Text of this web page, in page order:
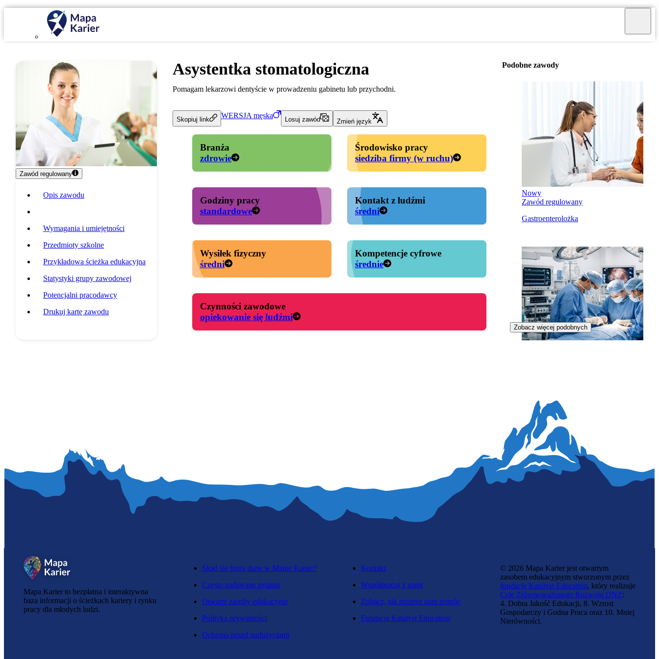
Zawód regulowany
Opis zawodu
Wymagania i umiejętności
Przedmioty szkolne
Przykładowa ścieżka edukacyjna
Statystyki grupy zawodowej
Potencjalni pracodawcy
Drukuj kartę zawodu
Asystentka stomatologiczna
Pomagam lekarzowi dentyście w prowadzeniu gabinetu lub przychodni.
Skopiuj link WERSJA męska
Losuj zawód Zmień język
Branża
zdrowie
Środowisko pracy
siedziba firmy (w ruchu)
Godziny pracy
standardowe
Kontakt z ludźmi
średni
Wysiłek fizyczny
średni
Kompetencje cyfrowe
średnie
Czynności zawodowe
opiekowanie się ludźmi
Podobne zawody
Nowy
Zawód regulowany
Gastroenterolożka
Zobacz więcej podobnych
Mapa Karier to bezpłatna i interaktywna
baza informacji o ścieżkach kariery i rynku
pracy dla młodych ludzi.
Skąd się biorą dane w Mapie Karier?
Często zadawane pytania
Otwarte zasoby edukacyjne
Polityka prywatności
Ochrona przed nadużyciami
Kontakt
Współpracuj z nami
Zobacz, jak możesz nam pomóc
Fundacja Katalyst Education
© 2026 Mapa Karier jest otwartym
zasobem edukacyjnym stworzonym przez
fundację Katalyst Education, który realizuje
Cele Zrównoważonego Rozwoju ONZ:
4. Dobra Jakość Edukacji, 8. Wzrost
Gospodarczy i Godna Praca oraz 10. Mniej
Nierówności.